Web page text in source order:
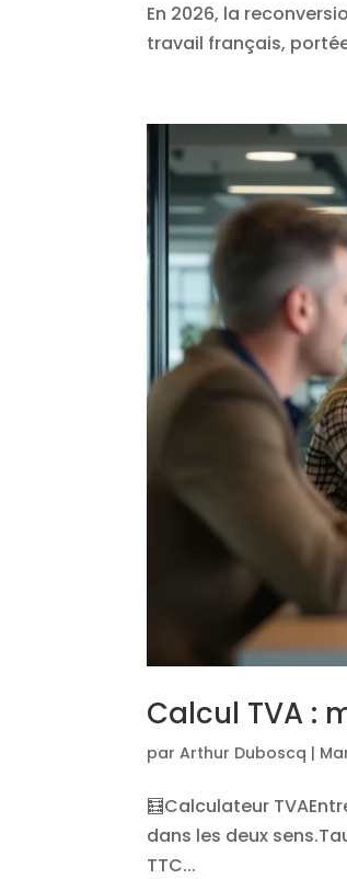
En 2026, la
travail français,
Calcul TVA :
parArthur Duboscq |
🧮Calculateur
dans les deux
TTC...